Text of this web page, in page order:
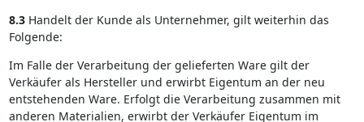
8.3Handelt der Kunde als Unternehmer, gilt weiterhin das
Folgende:
Im Falle der Verarbeitung der gelieferten Ware gilt der
Verkäufer als Hersteller und erwirbt Eigentum an der neu
entstehenden Ware. Erfolgt die Verarbeitung zusammen mit
anderen Materialien, erwirbt der Verkäufer Eigentum im